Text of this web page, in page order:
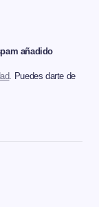
añadido
. Puedes darte de